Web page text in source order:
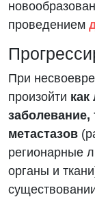
проведением
При
произойти как
метастазов
регионарные
органы и